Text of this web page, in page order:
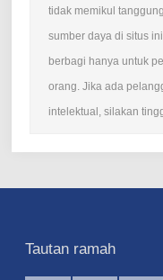
tidak memikul
sumber daya di situs
berbagi hanya untuk
orang. Jika ada
intelektual, silakan
Tautan ramah